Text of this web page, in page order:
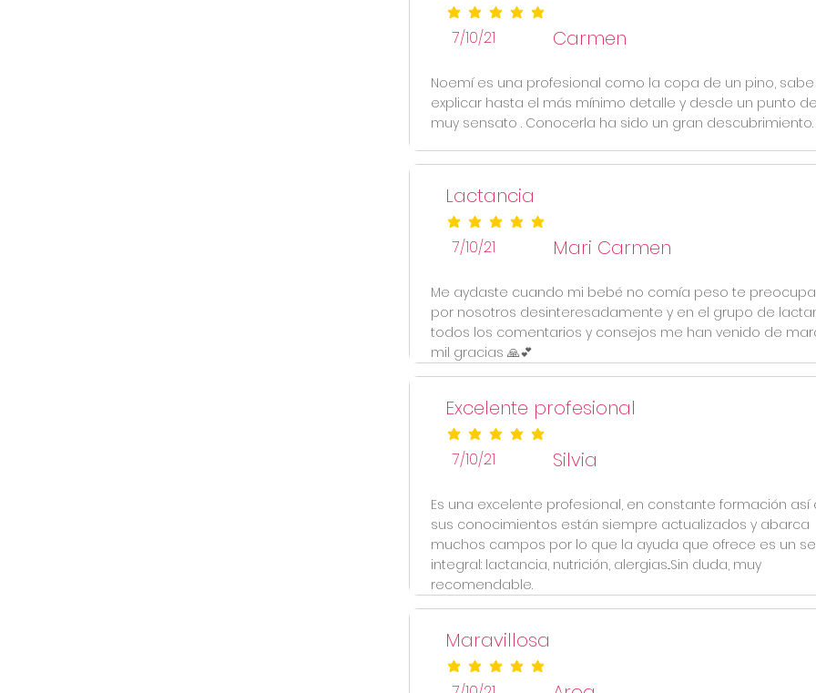
la calificación promedio es 5 de 5
7/10/21 Carmen
Noemí es una profesional como la copa de un pino, sabe
explicar hasta el más mínimo detalle y desde un punto
muy sensato . Conocerla ha sido un gran descubrimiento.
Lactancia
la calificación promedio es 5 de 5
7/10/21 Mari Carmen
Me aydaste cuando mi bebé no comía peso te
por nosotros desinteresadamente y en el grupo de
todos los comentarios y consejos me han venido de
mil gracias 🙏💕
Excelente profesional
la calificación promedio es 5 de 5
7/10/21 Silvia
Es una excelente profesional, en constante formación así
sus conocimientos están siempre actualizados y abarca
muchos campos por lo que la ayuda que ofrece es un
integral: lactancia, nutrición, alergias...Sin duda, muy
recomendable.
Maravillosa
la calificación promedio es 5 de 5